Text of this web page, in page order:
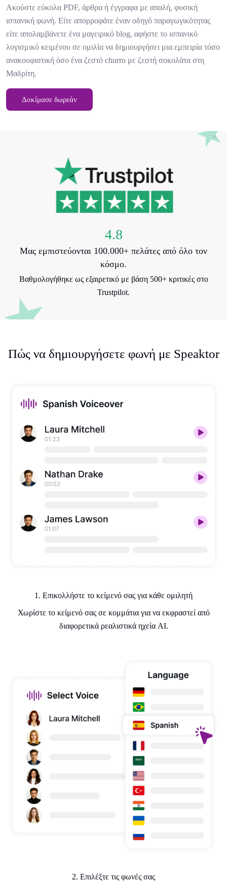
Ακούστε εύκολα PDF, άρθρα ή έγγραφα με απαλή, φυσική
ισπανική φωνή. Είτε απορροφάτε έναν οδηγό παραγωγικότητας
είτε απολαμβάνετε ένα μαγειρικό blog, αφήστε το ισπανικό
λογισμικό κειμένου σε ομιλία να δημιουργήσει μια εμπειρία τόσο
ανακουφιστική όσο ένα ζεστό churro με ζεστή σοκολάτα στη
Μαδρίτη.
Δοκίμασε δωρεάν
4.8
Μας εμπιστεύονται 100.000+ πελάτες από όλο τον
κόσμο.
Βαθμολογήθηκε ως εξαιρετικό με βάση 500+ κριτικές στο
Trustpilot.
Πώς να δημιουργήσετε φωνή με Speaktor
1. Επικολλήστε το κείμενό σας για κάθε ομιλητή
Χωρίστε το κείμενό σας σε κομμάτια για να εκφραστεί από
διαφορετικά ρεαλιστικά ηχεία AI.
2. Επιλέξτε τις φωνές σας